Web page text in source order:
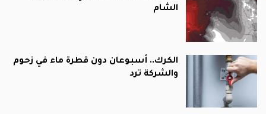
الشام
الكرك.. أسبوعان دون قطرة ماء في زحوم
والشركة ترد